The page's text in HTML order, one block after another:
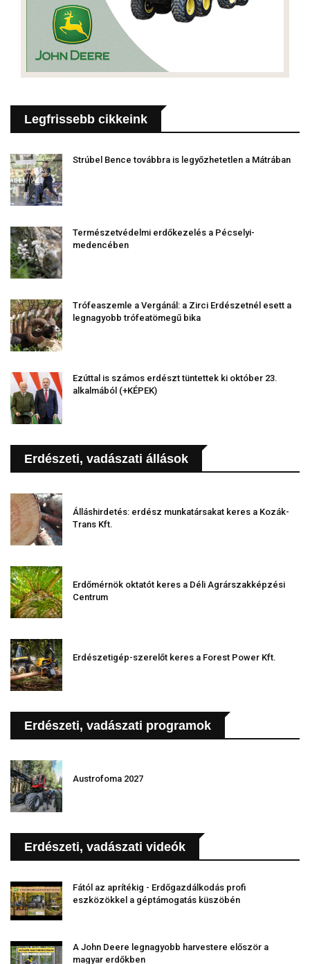
Legfrissebb cikkeink
Strúbel Bence továbbra is legyőzhetetlen a Mátrában
Természetvédelmi erdőkezelés a Pécselyi-
medencében
Trófeaszemle a Vergánál: a Zirci Erdészetnél esett a
legnagyobb trófeatömegű bika
Ezúttal is számos erdészt tüntettek ki október 23.
alkalmából (+KÉPEK)
Erdészeti, vadászati állások
Álláshirdetés: erdész munkatársakat keres a Kozák-
Trans Kft.
Erdőmérnök oktatót keres a Déli Agrárszakképzési
Centrum
Erdészetigép-szerelőt keres a Forest Power Kft.
Erdészeti, vadászati programok
Austrofoma 2027
Erdészeti, vadászati videók
Fától az aprítékig - Erdőgazdálkodás profi
eszközökkel a géptámogatás küszöbén
A John Deere legnagyobb harvestere először a
magyar erdőkben